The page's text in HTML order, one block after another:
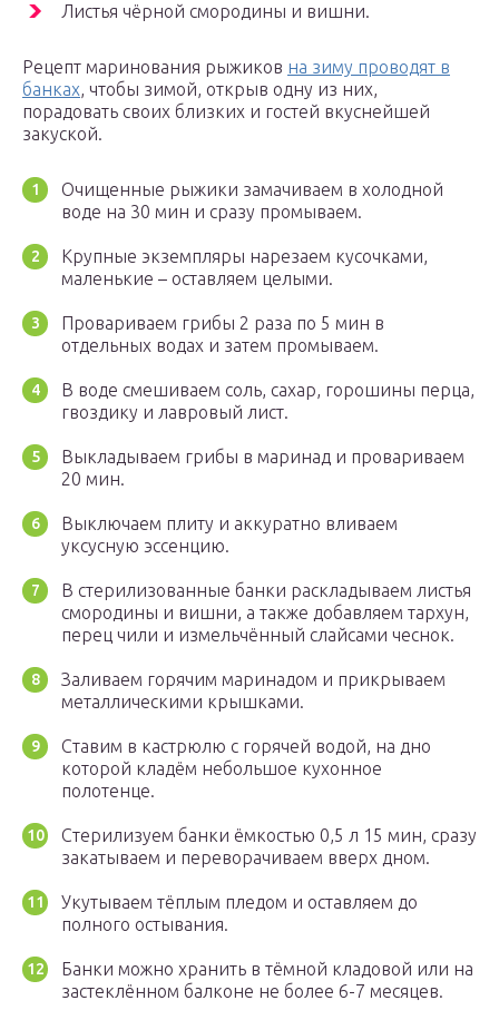
Листья чёрной смородины и вишни.
Рецепт маринования рыжиков на зиму проводят в
банках, чтобы зимой, открыв одну из них,
порадовать своих близких и гостей вкуснейшей
закуской.
Очищенные рыжики замачиваем в холодной
воде на 30 мин и сразу промываем.
Крупные экземпляры нарезаем кусочками,
маленькие – оставляем целыми.
Провариваем грибы 2 раза по 5 мин в
отдельных водах и затем промываем.
В воде смешиваем соль, сахар, горошины перца,
гвоздику и лавровый лист.
Выкладываем грибы в маринад и провариваем
20 мин.
Выключаем плиту и аккуратно вливаем
уксусную эссенцию.
В стерилизованные банки раскладываем листья
смородины и вишни, а также добавляем тархун,
перец чили и измельчённый слайсами чеснок.
Заливаем горячим маринадом и прикрываем
металлическими крышками.
Ставим в кастрюлю с горячей водой, на дно
которой кладём небольшое кухонное
полотенце.
Стерилизуем банки ёмкостью 0,5 л 15 мин, сразу
закатываем и переворачиваем вверх дном.
Укутываем тёплым пледом и оставляем до
полного остывания.
Банки можно хранить в тёмной кладовой или на
застеклённом балконе не более 6-7 месяцев.